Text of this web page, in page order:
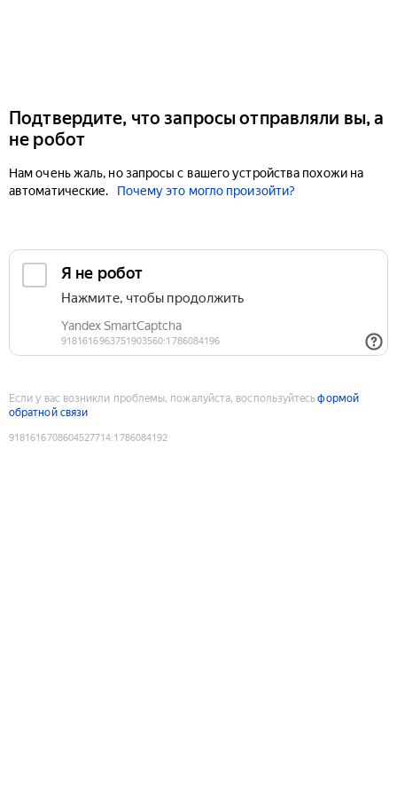
Подтвердите, что запросы отправляли вы, а
не робот
Нам очень жаль, но запросы с вашего устройства похожи на
автоматические.
Почему это могло произойти?
Если у вас возникли проблемы, пожалуйста, воспользуйтесьформой
обратной связи
9181616708604527714:1786084192